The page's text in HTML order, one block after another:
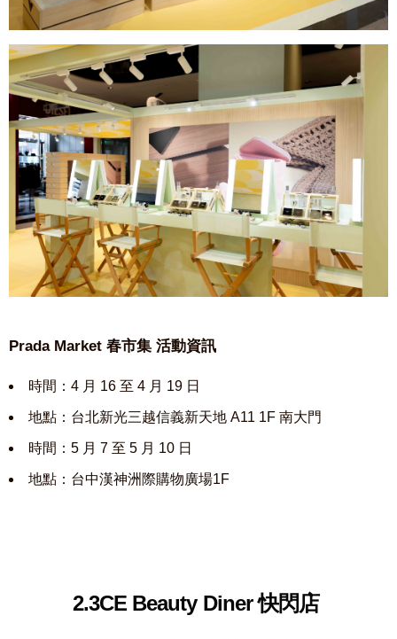
Prada Market 春市集 活動資訊
時間：4 月 16 至 4 月 19 日
地點：台北新光三越信義新天地 A11 1F 南大門
時間：5 月 7 至 5 月 10 日
地點：台中漢神洲際購物廣場1F
2.3CE Beauty Diner 快閃店